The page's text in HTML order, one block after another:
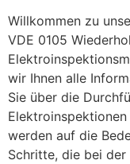
Willkommen zu
VDE 0105
wir Ihnen alle
Sie über die
Elektroinspektionen
werden auf die
Schritte, die bei